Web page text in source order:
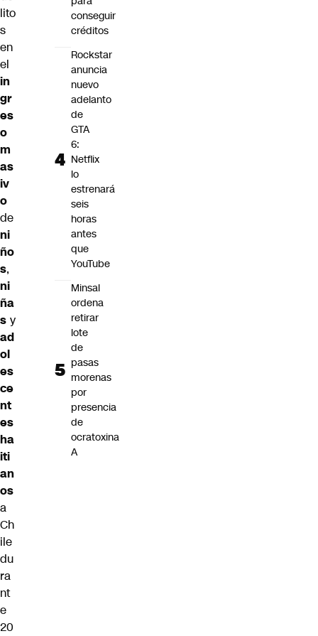
lito
s
en
el
in
gr
es
o
m
as
iv
o
de
ni
ño
s,
ni
ña
s y
ad
ol
es
ce
nt
es
ha
iti
an
os
a
Ch
ile
du
ra
nt
e
20
conseguir
créditos
Rockstar
anuncia
nuevo
adelanto
de
GTA
6:
Netflix
lo
estrenará
seis
horas
antes
que
YouTube
Minsal
ordena
retirar
lote
de
pasas
morenas
por
presencia
de
ocratoxina
A